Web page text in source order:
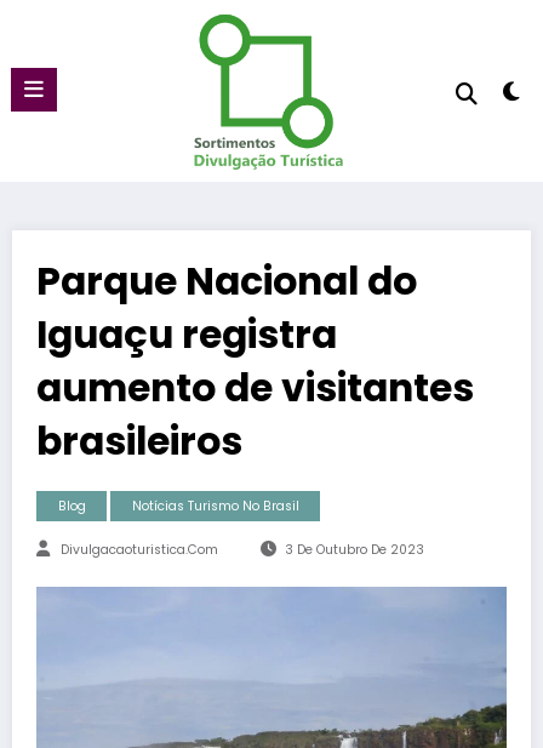
conteúdo
Parque Nacional do
Iguaçu registra
aumento de visitantes
brasileiros
Blog Notícias Turismo No Brasil
Divulgacaoturistica.com 3 De Outubro De 2023